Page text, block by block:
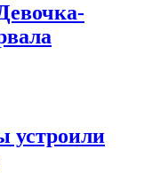
устроили